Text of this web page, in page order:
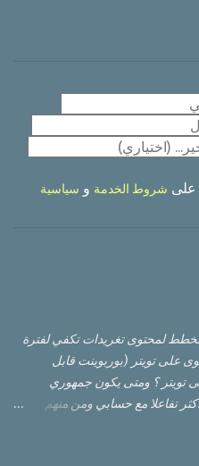
على شروط الخدمة و سياسية
لمحتوى تغريدات تكفي لفترة
على تويتر (بوربوينت قابل
تويتر ؟ ومتى يكون جمهوري
تفاعلا مع حسابي ومن منهم